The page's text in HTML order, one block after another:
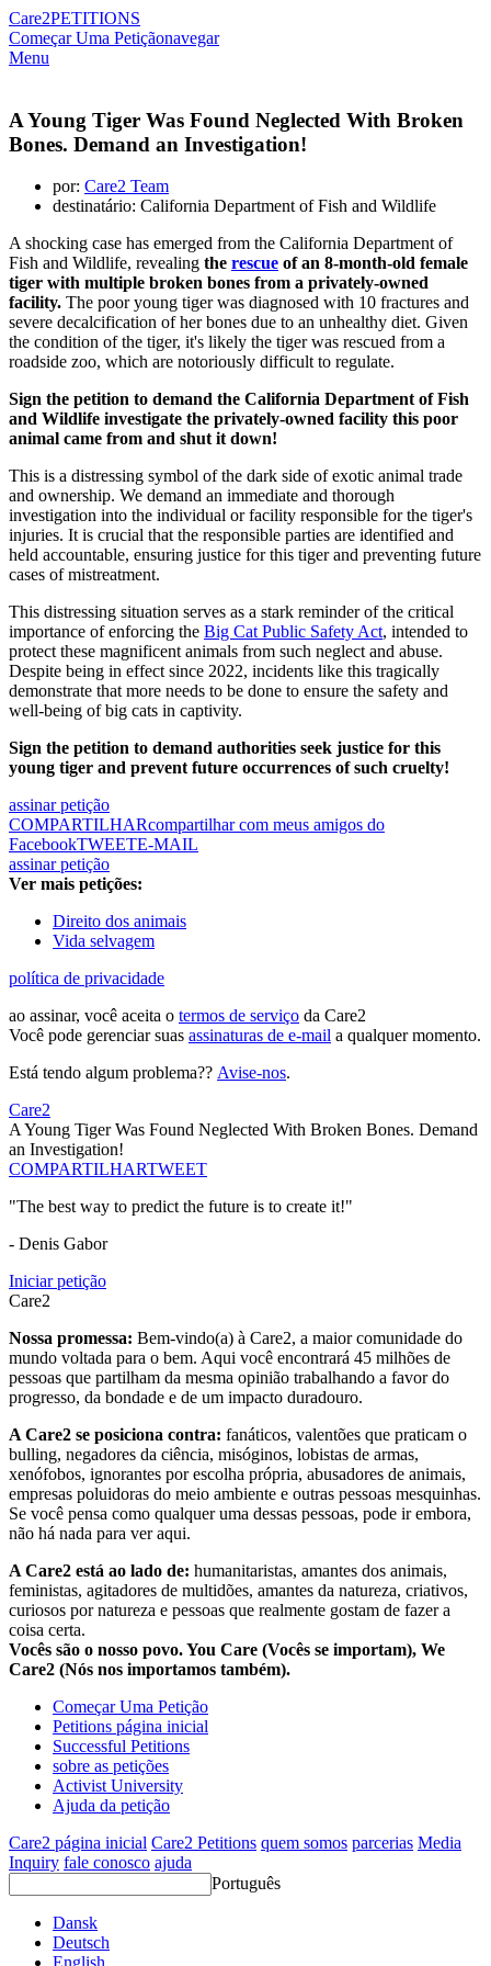
Care2PETITIONS
Começar Uma Petiçãonavegar
Menu
A Young Tiger Was Found Neglected With Broken
Bones. Demand an Investigation!
por: Care2 Team
destinatário: California Department of Fish and Wildlife
A shocking case has emerged from the California Department of
Fish and Wildlife, revealing the rescue of an 8-month-old female
tiger with multiple broken bones from a privately-owned
facility. The poor young tiger was diagnosed with 10 fractures and
severe decalcification of her bones due to an unhealthy diet. Given
the condition of the tiger, it's likely the tiger was rescued from a
roadside zoo, which are notoriously difficult to regulate.
Sign the petition to demand the California Department of Fish
and Wildlife investigate the privately-owned facility this poor
animal came from and shut it down!
This is a distressing symbol of the dark side of exotic animal trade
and ownership. We demand an immediate and thorough
investigation into the individual or facility responsible for the tiger's
injuries. It is crucial that the responsible parties are identified and
held accountable, ensuring justice for this tiger and preventing future
cases of mistreatment.
This distressing situation serves as a stark reminder of the critical
importance of enforcing the Big Cat Public Safety Act, intended to
protect these magnificent animals from such neglect and abuse.
Despite being in effect since 2022, incidents like this tragically
demonstrate that more needs to be done to ensure the safety and
well-being of big cats in captivity.
Sign the petition to demand authorities seek justice for this
young tiger and prevent future occurrences of such cruelty!
assinar petição
COMPARTILHARcompartilhar com meus amigos do
FacebookTWEETE-MAIL
assinar petição
Ver mais petições:
Direito dos animais
Vida selvagem
política de privacidade
ao assinar, você aceita o termos de serviço da Care2
Você pode gerenciar suas assinaturas de e-mail a qualquer momento.
Está tendo algum problema?? Avise-nos.
Care2
A Young Tiger Was Found Neglected With Broken Bones. Demand
an Investigation!
COMPARTILHARTWEET
"The best way to predict the future is to create it!"
- Denis Gabor
Iniciar petição
Care2
Nossa promessa: Bem-vindo(a) à Care2, a maior comunidade do
mundo voltada para o bem. Aqui você encontrará 45 milhões de
pessoas que partilham da mesma opinião trabalhando a favor do
progresso, da bondade e de um impacto duradouro.
A Care2 se posiciona contra: fanáticos, valentões que praticam o
bulling, negadores da ciência, misóginos, lobistas de armas,
xenófobos, ignorantes por escolha própria, abusadores de animais,
empresas poluidoras do meio ambiente e outras pessoas mesquinhas.
Se você pensa como qualquer uma dessas pessoas, pode ir embora,
não há nada para ver aqui.
A Care2 está ao lado de: humanitaristas, amantes dos animais,
feministas, agitadores de multidões, amantes da natureza, criativos,
curiosos por natureza e pessoas que realmente gostam de fazer a
coisa certa.
Vocês são o nosso povo. You Care (Vocês se importam), We
Care2 (Nós nos importamos também).
Começar Uma Petição
Petitions página inicial
Successful Petitions
sobre as petições
Activist University
Ajuda da petição
Care2 página inicial Care2 Petitions quem somos parcerias Media
Inquiry fale conosco ajuda
Português
Dansk
Deutsch